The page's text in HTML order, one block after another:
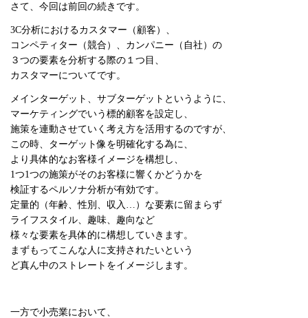
さて、今回は前回の続きです。
3C分析におけるカスタマー（顧客）、
コンペティター（競合）、カンパニー（自社）の
３つの要素を分析する際の１つ目、
カスタマーについてです。
メインターゲット、サブターゲットというように、
マーケティングでいう標的顧客を設定し、
施策を連動させていく考え方を活用するのですが、
この時、ターゲット像を明確化する為に、
より具体的なお客様イメージを構想し、
1つ1つの施策がそのお客様に響くかどうかを
検証するペルソナ分析が有効です。
定量的（年齢、性別、収入…）な要素に留まらず
ライフスタイル、趣味、趣向など
様々な要素を具体的に構想していきます。
まずもってこんな人に支持されたいという
ど真ん中のストレートをイメージします。
一方で小売業において、